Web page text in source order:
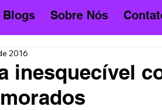
Blogs Sobre Nós
inesquecível
2016